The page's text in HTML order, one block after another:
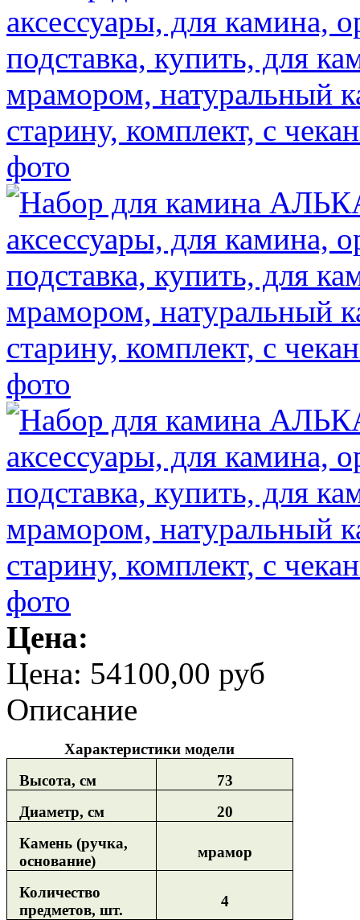
Цена:
Цена: 54100,00 руб
Описание
Характеристики модели
Высота, см
73
Диаметр, см
20
Камень (ручка,
основание)
мрамор
Количество
предметов, шт.
4